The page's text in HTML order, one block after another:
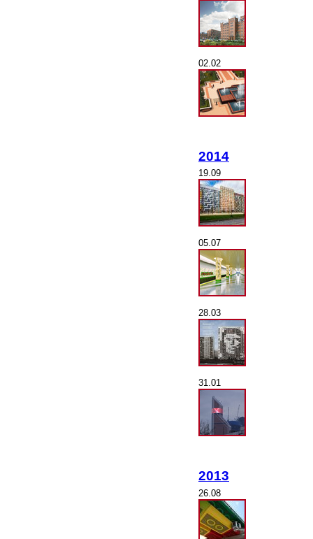
02.02
2014
19.09
05.07
28.03
31.01
2013
26.08